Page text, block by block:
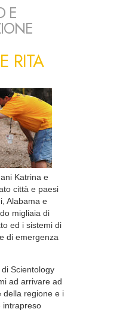
E
RITA
Katrina e
città e paesi
Alabama e
migliaia di
ed i sistemi di
di emergenza
Scientology
ad arrivare ad
della regione e i
intrapreso